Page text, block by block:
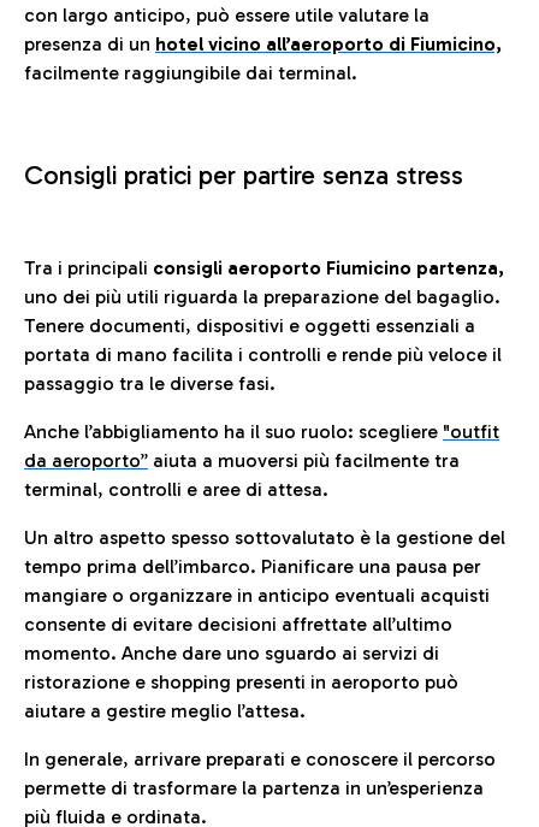
con largo anticipo, può essere utile valutare la
presenza di un hotel vicino all’aeroporto di Fiumicino,
facilmente raggiungibile dai terminal.
Consigli pratici per partire senza stress
Tra i principali consigli aeroporto Fiumicino partenza,
uno dei più utili riguarda la preparazione del bagaglio.
Tenere documenti, dispositivi e oggetti essenziali a
portata di mano facilita i controlli e rende più veloce il
passaggio tra le diverse fasi.
Anche l’abbigliamento ha il suo ruolo: scegliere "outfit
da aeroporto” aiuta a muoversi più facilmente tra
terminal, controlli e aree di attesa.
Un altro aspetto spesso sottovalutato è la gestione del
tempo prima dell’imbarco. Pianificare una pausa per
mangiare o organizzare in anticipo eventuali acquisti
consente di evitare decisioni affrettate all’ultimo
momento. Anche dare uno sguardo ai servizi di
ristorazione e shopping presenti in aeroporto può
aiutare a gestire meglio l’attesa.
In generale, arrivare preparati e conoscere il percorso
permette di trasformare la partenza in un’esperienza
più fluida e ordinata.